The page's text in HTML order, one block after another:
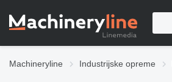
Machineryline Industrijske opreme